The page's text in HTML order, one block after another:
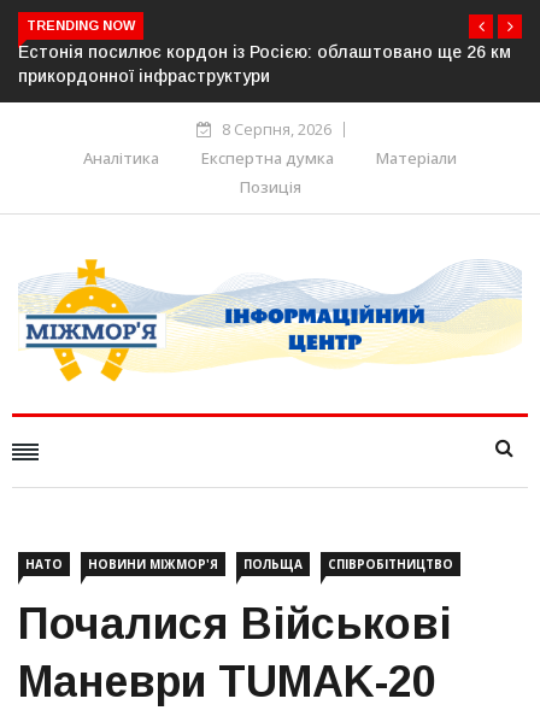
TRENDING NOW
ще 26 км У Словаччині спалахнув скандал навколо камер
дорогах: опозиція заявляє про можливе російське
походження
8 Серпня, 2026
Аналітика
Експертна думка
Матеріали
Позиція
НАТО НОВИНИ МІЖМОР'Я ПОЛЬЩА СПІВРОБІТНИЦТВО
Почалися Військові
Маневри TUMAK-20